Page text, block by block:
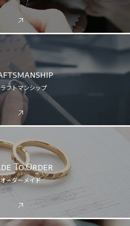
フトマンシップ
To Order
オーダーメイド